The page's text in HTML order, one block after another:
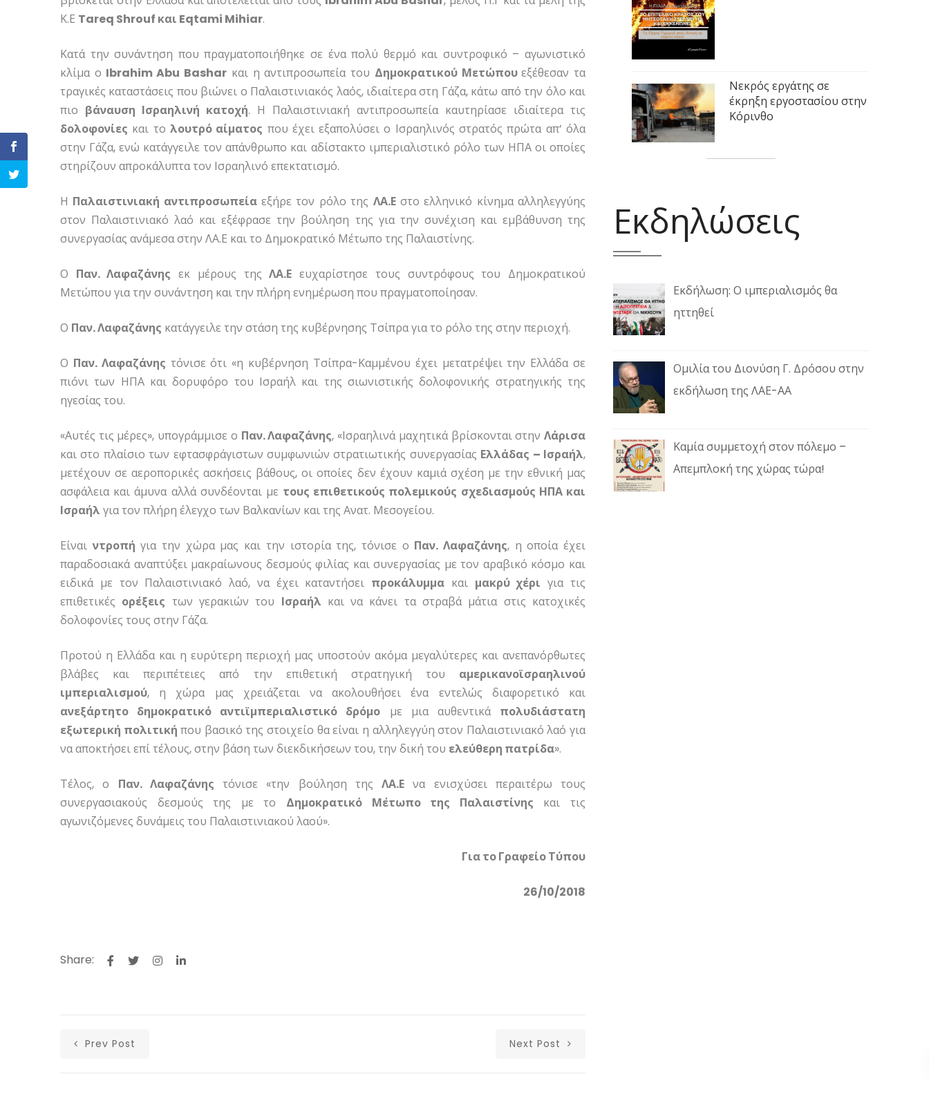
Κ.Ε Tareq Shrouf και Eqtami Mihiar.
Κατά την συνάντηση που πραγματοποιήθηκε σε ένα πολύ θερμό και συντροφικό – αγωνιστικό
κλίμα ο Ibrahim Abu Bashar και η αντιπροσωπεία του Δημοκρατικού Μετώπουεξέθεσαν τα
τραγικές καταστάσεις που βιώνει ο Παλαιστινιακός λαός, ιδιαίτερα στη Γάζα, κάτω από την όλο και
πιο βάναυση Ισραηλινή κατοχή. Η Παλαιστινιακή αντιπροσωπεία καυτηρίασε ιδιαίτερα τις
δολοφονίες και το λουτρό αίματος που έχει εξαπολύσει ο Ισραηλινός στρατός πρώτα απ’ όλα
στην Γάζα, ενώ κατάγγειλε τον απάνθρωπο και αδίστακτο ιμπεριαλιστικό ρόλο των ΗΠΑ οι οποίες
στηρίζουν απροκάλυπτα τον Ισραηλινό επεκτατισμό.
Η Παλαιστινιακή αντιπροσωπείαεξήρε τον ρόλο της ΛΑ.Εστο ελληνικό κίνημα αλληλεγγύης
στον Παλαιστινιακό λαό και εξέφρασε την βούληση της για την συνέχιση και εμβάθυνση της
συνεργασίας ανάμεσα στην ΛΑ.Ε και το Δημοκρατικό Μέτωπο της Παλαιστίνης.
Ο Παν. Λαφαζάνης εκ μέρους τηςΛΑ.Ε ευχαρίστησε τους συντρόφους του Δημοκρατικού
Μετώπου για την συνάντηση και την πλήρη ενημέρωση που πραγματοποίησαν.
Ο Παν. Λαφαζάνης κατάγγειλε την στάση της κυβέρνησης Τσίπρα για το ρόλο της στην περιοχή.
Ο Παν. Λαφαζάνης τόνισε ότι «η κυβέρνηση Τσίπρα-Καμμένου έχει μετατρέψει την Ελλάδα σε
πιόνι των ΗΠΑ και δορυφόρο του Ισραήλ και της σιωνιστικής δολοφονικής στρατηγικής της
ηγεσίας του.
«Αυτές τις μέρες», υπογράμμισε ο Παν. Λαφαζάνης, «Ισραηλινά μαχητικά βρίσκονται στηνΛάρισα
και στο πλαίσιο των εφτασφράγιστων συμφωνιών στρατιωτικής συνεργασίας Ελλάδας – Ισραήλ,
μετέχουν σε αεροπορικές ασκήσεις βάθους, οι οποίες δεν έχουν καμιά σχέση με την εθνική μας
ασφάλεια και άμυνα αλλά συνδέονται με τους επιθετικούς πολεμικούς σχεδιασμούς ΗΠΑ και
Ισραήλ για τον πλήρη έλεγχο των Βαλκανίων και της Ανατ. Μεσογείου.
Είναιντροπή για την χώρα μας και την ιστορία της, τόνισε ο Παν. Λαφαζάνης, η οποία έχει
παραδοσιακά αναπτύξει μακραίωνους δεσμούς φιλίας και συνεργασίας με τον αραβικό κόσμο και
ειδικά με τον Παλαιστινιακό λαό, να έχει καταντήσει προκάλυμμα και μακρύ χέρι για τις
επιθετικές ορέξεις των γερακιών του Ισραήλ και να κάνει τα στραβά μάτια στις κατοχικές
δολοφονίες τους στην Γάζα.
Προτού η Ελλάδα και η ευρύτερη περιοχή μας υποστούν ακόμα μεγαλύτερες και ανεπανόρθωτες
βλάβες και περιπέτειες από την επιθετική στρατηγική του αμερικανοϊσραηλινού
ιμπεριαλισμού, η χώρα μας χρειάζεται να ακολουθήσει ένα εντελώς διαφορετικό και
ανεξάρτητο δημοκρατικό αντιϊμπεριαλιστικό δρόμο με μια αυθεντικά πολυδιάστατη
εξωτερική πολιτική που βασικό της στοιχείο θα είναι η αλληλεγγύη στον Παλαιστινιακό λαό για
να αποκτήσει επί τέλους, στην βάση των διεκδικήσεων του, την δική του ελεύθερη πατρίδα».
Τέλος, ο Παν. Λαφαζάνης τόνισε «την βούληση της ΛΑ.Ε να ενισχύσει περαιτέρω τους
συνεργασιακούς δεσμούς της με το Δημοκρατικό Μέτωπο της Παλαιστίνης και τις
αγωνιζόμενες δυνάμεις του Παλαιστινιακού λαού».
Για το Γραφείο Τύπου
26/10/2018
Share:
Prev Post Next Post
Νεκρός εργάτης σε
έκρηξη εργοστασίου στην
Κόρινθο
Εκδηλώσεις
Εκδήλωση: Ο ιμπεριαλισμός θα
ηττηθεί
Ομιλία του Διονύση Γ. Δρόσου στην
εκδήλωση της ΛΑΕ-ΑΑ
Καμία συμμετοχή στον πόλεμο –
Απεμπλοκή της χώρας τώρα!